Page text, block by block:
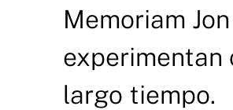
Memoriam
experimentan
largo tiempo.